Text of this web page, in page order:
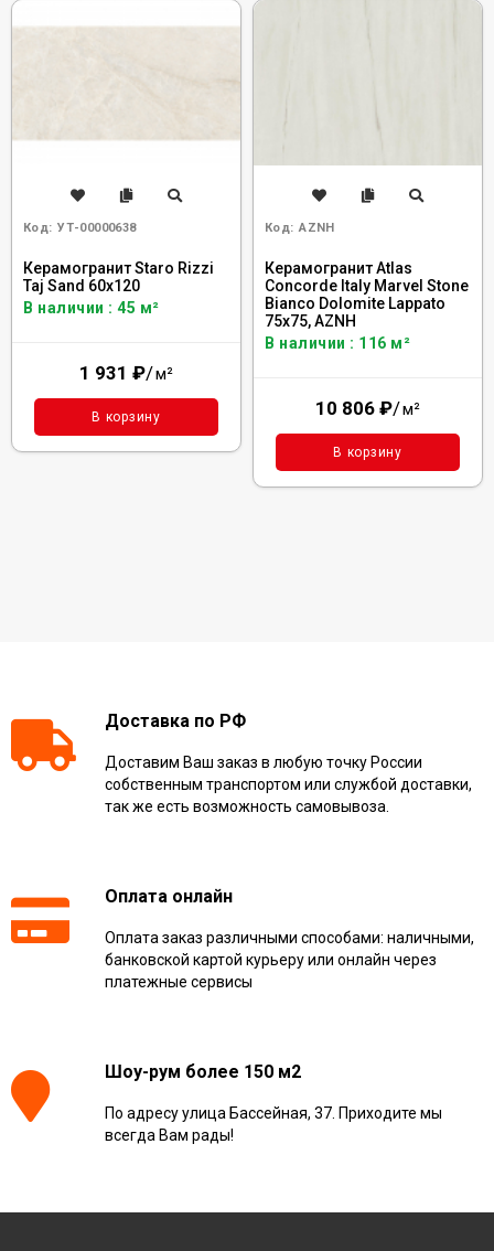
Код: УТ-00000638
Керамогранит Staro Rizzi
Taj Sand 60x120
В наличии : 45 м²
1 931 ₽/м²
В корзину
Код: AZNH
Керамогранит Atlas
Concorde Italy Marvel Stone
Bianco Dolomite Lappato
75x75, AZNH
В наличии : 116 м²
10 806 ₽/м²
В корзину
Доставка по РФ
Доставим Ваш заказ в любую точку России
собственным транспортом или службой доставки,
так же есть возможность самовывоза.
Оплата онлайн
Оплата заказ различными способами: наличными,
банковской картой курьеру или онлайн через
платежные сервисы
Шоу-рум более 150 м2
По адресу улица Бассейная, 37. Приходите мы
всегда Вам рады!